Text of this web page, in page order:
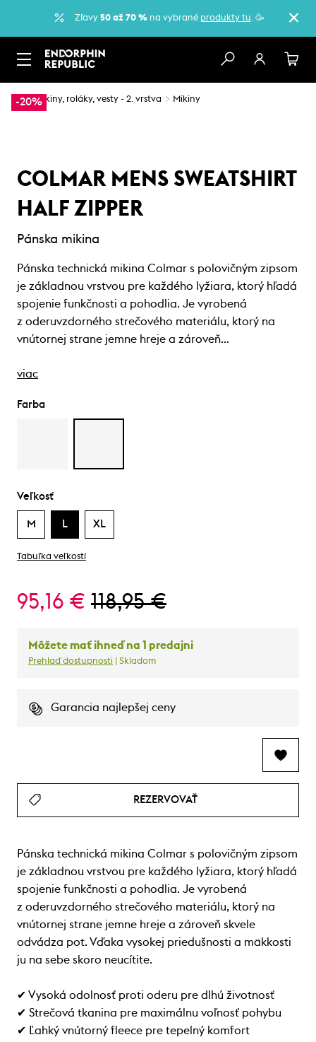
Zľavy 50 až 70 %na vybrané produkty tu. 🥳
-20%
… Mikiny, roláky, vesty - 2. vrstva Mikiny
COLMAR MENS SWEATSHIRT
HALF ZIPPER
Pánska mikina
Pánska technická mikina Colmar s polovičným zipsom
je základnou vrstvou pre každého lyžiara, ktorý hľadá
spojenie funkčnosti a pohodlia. Je vyrobená
z oderuvzdorného strečového materiálu, ktorý na
vnútornej strane jemne hreje a zároveň…
viac
Farba
Veľkosť
M L XL
Tabuľka veľkostí
95,16 € 118,95 €
Môžete mať ihneď na 1 predajni
Prehlaď dostupnosti | Skladom
Garancia najlepšej ceny
REZERVOVAŤ
Pánska technická mikina Colmar s polovičným zipsom
je základnou vrstvou pre každého lyžiara, ktorý hľadá
spojenie funkčnosti a pohodlia. Je vyrobená
z oderuvzdorného strečového materiálu, ktorý na
vnútornej strane jemne hreje a zároveň skvele
odvádza pot. Vďaka vysokej priedušnosti a mäkkosti
ju na sebe skoro neucítite.
✔ Vysoká odolnosť proti oderu pre dlhú životnosť
✔ Strečová tkanina pre maximálnu voľnosť pohybu
✔ Ľahký vnútorný fleece pre tepelný komfort